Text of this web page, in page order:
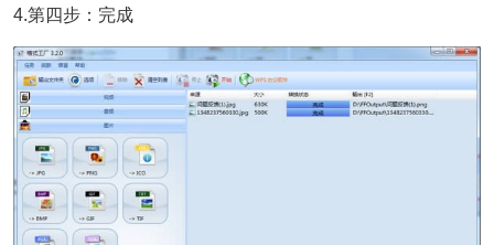
4.第四步：完成